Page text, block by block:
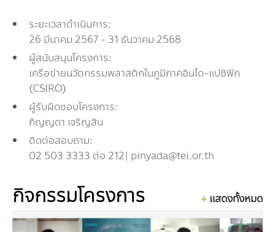
กองทุน ดร.ธีระ พันธุมวนิช
กองทุนสุขภาพกับสภาวะโลกร้อน
ระยะเวลาดำเนินการ:
26 มีนาคม 2567 - 31 ธันวาคม 2568
ผู้สนับสนุนโครงการ:
เครือข่ายนวัตกรรมพลาสติกในภูมิภาคอินโด-แปซิฟิก
(CSIRO)
ผู้รับผิดชอบโครงการ:
ภิญญดา เจริญสิน
ติดต่อสอบถาม:
02 503 3333 ต่อ 212| pinyada@tei.or.th
กิจกรรมโครงการ แสดงทั้งหมด